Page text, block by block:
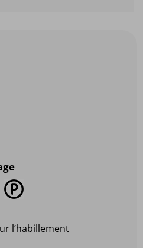
l’habillement